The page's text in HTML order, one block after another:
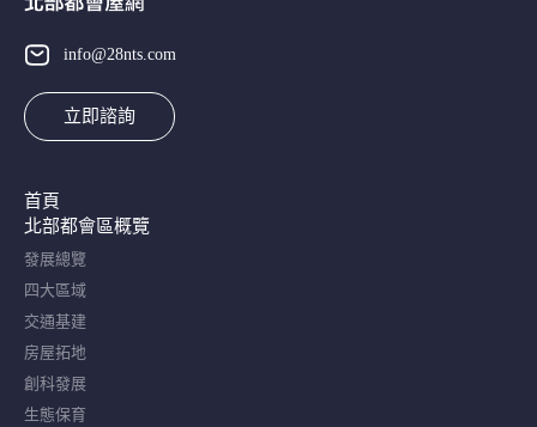
info@28nts.com
立即諮詢
首頁
北部都會區概覽​
發展總覽
四大區域
交通基建
房屋拓地
創科發展
生態保育